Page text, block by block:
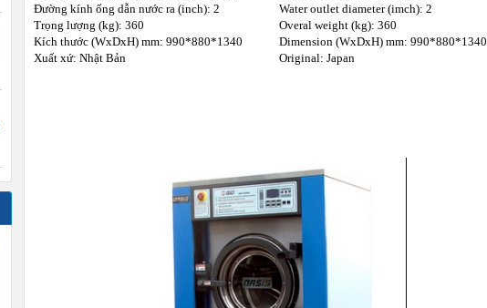
Đường kính ống dẫn nước ra (inch): 2
Trọng lượng (kg): 360
Kích thước (WxDxH) mm: 990*880*1340
Xuất xứ: Nhật Bản
Water outlet diameter (imch): 2
Overal weight (kg): 360
Dimension (WxDxH) mm: 990*880*1340
Original: Japan